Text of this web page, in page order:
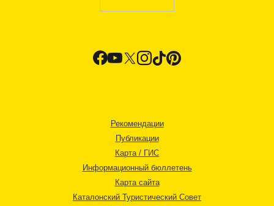
Рекомендации
Публикации
Карта / ГИС
Информационный бюллетень
Карта сайта
Каталонский Туристический Совет